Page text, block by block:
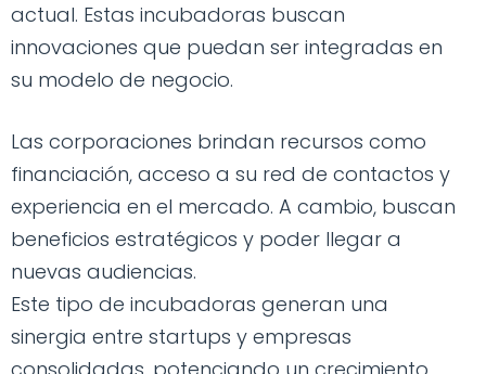
actual. Estas incubadoras buscan
innovaciones que puedan ser integradas en
su modelo de negocio.
Las corporaciones brindan recursos como
financiación, acceso a su red de contactos y
experiencia en el mercado. A cambio, buscan
beneficios estratégicos y poder llegar a
nuevas audiencias.
Este tipo de incubadoras generan una
sinergia entre startups y empresas